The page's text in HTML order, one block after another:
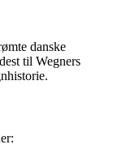
danske
til Wegners